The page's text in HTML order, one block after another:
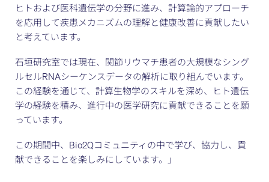
ヒトおよび医科遺伝学の分野に進み、計算論的アプローチ
を応用して疾患メカニズムの理解と健康改善に貢献したい
と考えています。
石垣研究室では現在、関節リウマチ患者の大規模なシング
ルセルRNAシーケンスデータの解析に取り組んでいます。
この経験を通じて、計算生物学のスキルを深め、ヒト遺伝
学の経験を積み、進行中の医学研究に貢献できることを願
っています。
この期間中、Bio2Qコミュニティの中で学び、協力し、貢
献できることを楽しみにしています。」